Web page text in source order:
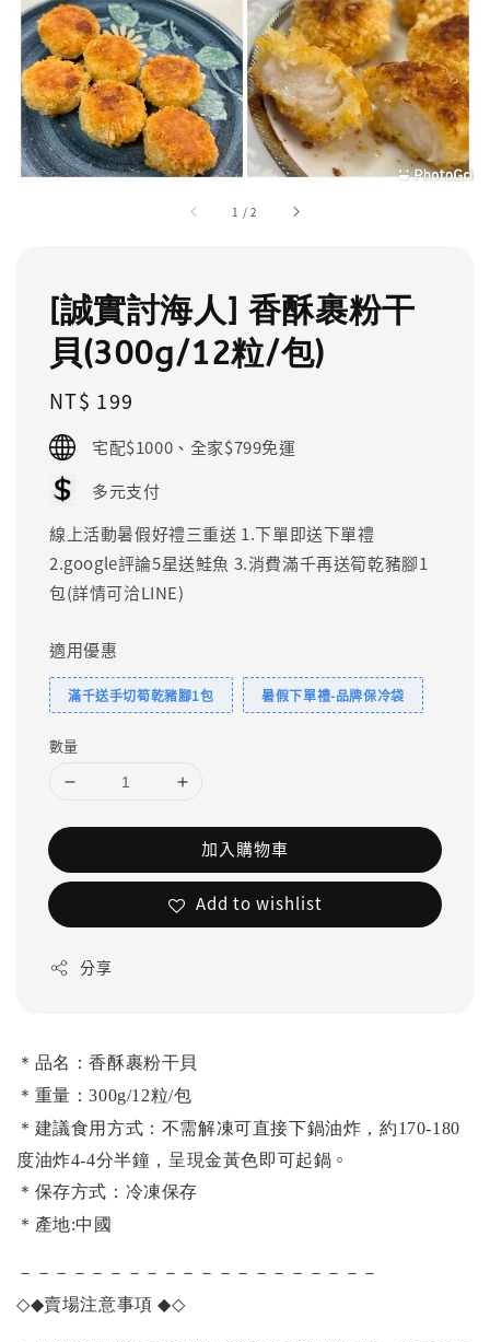
1 /2
[誠實討海人] 香酥裹粉干
貝(300g/12粒/包)
Regular
price
NT$ 199
宅配$1000、全家$799免運
多元支付
線上活動暑假好禮三重送 1.下單即送下單禮
2.google評論5星送鮭魚 3.消費滿千再送筍乾豬腳1
包(詳情可洽LINE)
適用優惠
滿千送手切筍乾豬腳1包 暑假下單禮-品牌保冷袋
數量
加入購物車
Add to wishlist
分享
＊ 品名：香酥裹粉干貝
＊重量：300g/12粒/包
＊建議食用方式：不需解凍可直接下鍋油炸，約170-180
度油炸4-4分半鐘，呈現金黃色即可起鍋 。
＊保存方式：冷凍保存
＊產地:中國
－－－－－－－－－－－－－－－－－－－－
◇◆賣場注意事項◆◇